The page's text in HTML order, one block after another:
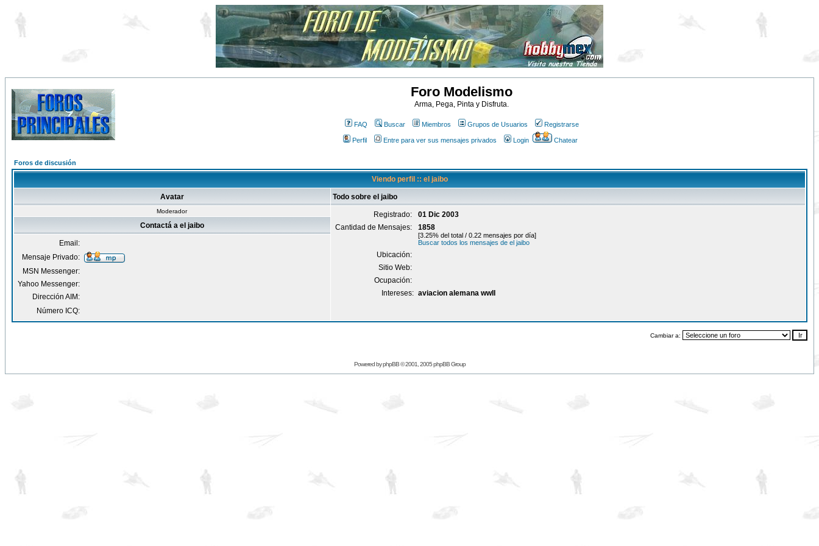
Foro Modelismo
Arma, Pega, Pinta y Disfruta.
FAQ Buscar Miembros Grupos de Usuarios Registrarse
Perfil Entre para ver sus mensajes privados Login Chatear
Foros de discusión
Viendo perfil :: el jaibo
Avatar Todo sobre el jaibo
Moderador Registrado:
01 Dic 2003
Cantidad de Mensajes:
1858
[3.25% del total / 0.22 mensajes por día]
Buscar todos los mensajes de el jaibo
Ubicación:
Sitio Web:
Ocupación:
Intereses: aviacion alemana wwII
Contactá a el jaibo
Email:
Mensaje Privado:
MSN Messenger:
Yahoo Messenger:
Dirección AIM:
Número ICQ:
Cambiar a:
Powered byphpBB© 2001, 2005 phpBB Group